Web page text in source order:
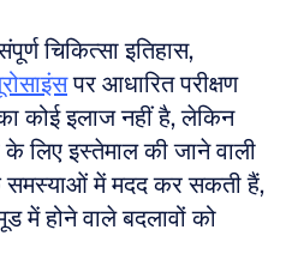
चिकित्सा इतिहास,
पर आधारित परीक्षण
कोई इलाज नहीं है, लेकिन
के लिए इस्तेमाल की जाने वाली
समस्याओं में मदद कर सकती हैं,
में होने वाले बदलावों को